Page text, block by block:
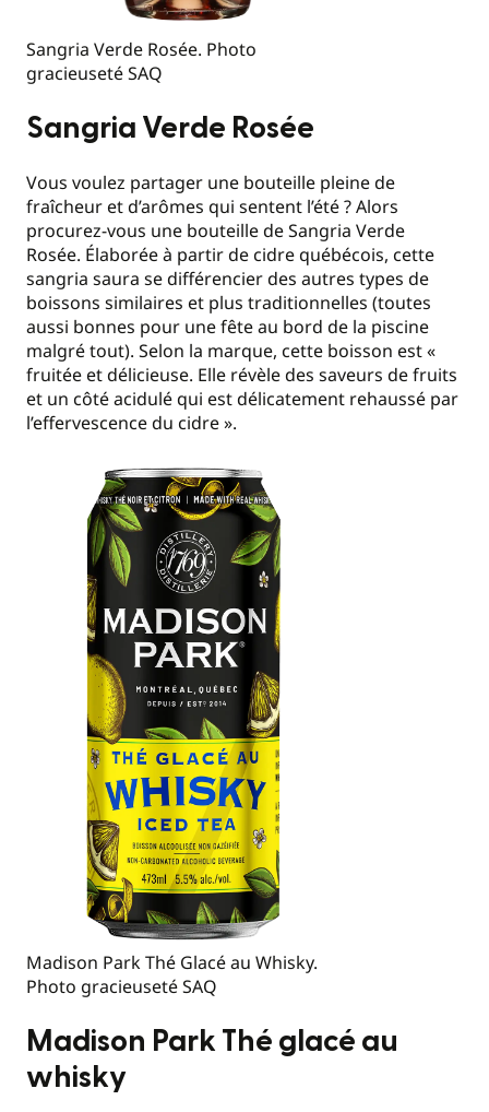
Sangria Verde Rosée. Photo
gracieuseté SAQ
Sangria Verde Rosée
Vous voulez partager une bouteille pleine de
fraîcheur et d’arômes qui sentent l’été ? Alors
procurez-vous une bouteille de Sangria Verde
Rosée. Élaborée à partir de cidre québécois, cette
sangria saura se différencier des autres types de
boissons similaires et plus traditionnelles (toutes
aussi bonnes pour une fête au bord de la piscine
malgré tout). Selon la marque, cette boisson est «
fruitée et délicieuse. Elle révèle des saveurs de fruits
et un côté acidulé qui est délicatement rehaussé par
l’effervescence du cidre ».
Madison Park Thé Glacé au Whisky.
Photo gracieuseté SAQ
Madison Park Thé glacé au
whisky